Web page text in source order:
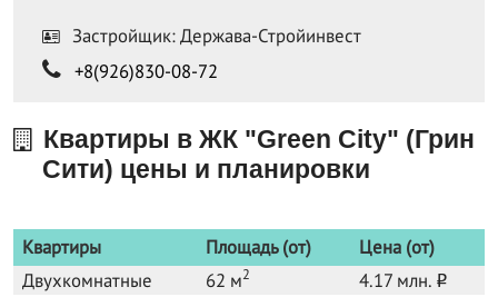
Застройщик: Держава-Стройинвест
+8(926)830-08-72
Квартиры в ЖК "Green City" (Грин
Сити) цены и планировки
Квартиры Площадь (от)
Цена (от)
Двухкомнатные
62 м2 4.17 млн. o